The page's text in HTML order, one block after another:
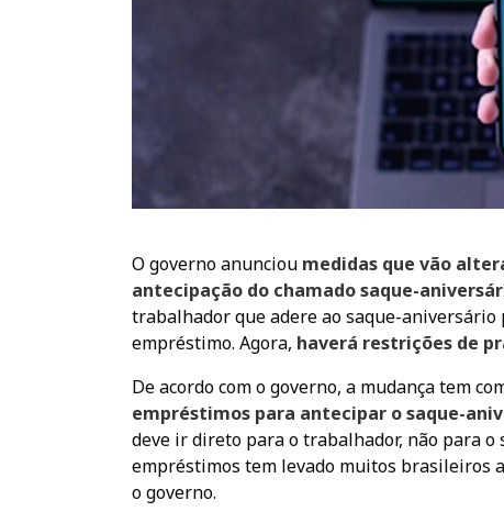
O governo anunciou medidas que vão
antecipação do chamado saque-
trabalhador que adere ao saque-
empréstimo. Agora, haverá restrições de
De acordo com o governo, a mudança tem
empréstimos para antecipar o saque-
deve ir direto para o trabalhador, não para
empréstimos tem levado muitos brasileiros
o governo.